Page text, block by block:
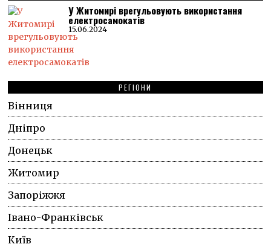
У Житомирі врегульовують використання
електросамокатів
15.06.2024
РЕГІОНИ
Вінниця
Дніпро
Донецьк
Житомир
Запоріжжя
Івано-Франківськ
Київ